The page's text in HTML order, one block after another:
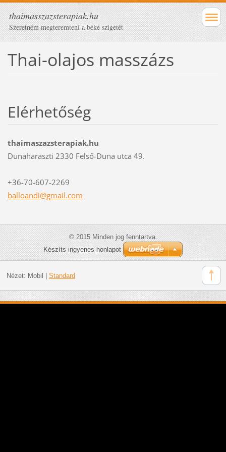
thaimasszazsterapiak.hu
Szeretném megteremteni a béke szigetét
Thai-olajos masszázs
Elérhetőség
thaimaszazsterapiak.hu
Dunaharaszti 2330 Felső-Duna utca 49.
+36-70-607-2269
balloandi@gmail.com
© 2015 Minden jog fenntartva.
Készíts ingyenes honlapot
Nézet: Mobil Standard